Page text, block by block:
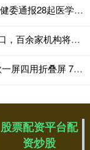
配资资讯 涉数据造假、论文买卖等 国家卫健委通报28起医学论文造假违规案例
股票配资公司行业门户 消息称美国政府松口，百余家机构将获Anthropic Mythos 5访问权限
配资门户导航 vivo X Fold6发布：行业首款一屏四用折叠屏 7999元起
股票配资平台配
资炒股